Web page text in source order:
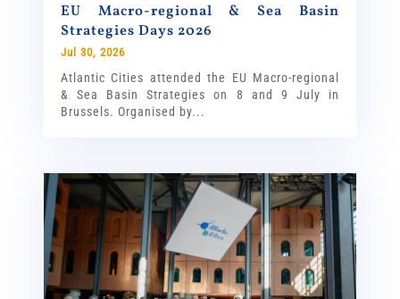
EU Macro-regional & Sea Basin
Strategies Days 2026
Jul 30, 2026
Atlantic Cities attended the EU Macro-regional
& Sea Basin Strategies on 8 and 9 July in
Brussels. Organised by...